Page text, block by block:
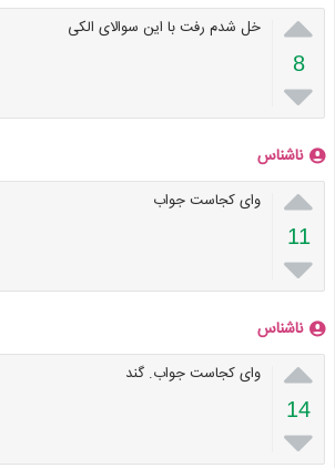

8

خل شدم رفت با این سوالای الکی
ناشناس

11

وای کجاست جواب
ناشناس

14

وای کجاست جواب. گند